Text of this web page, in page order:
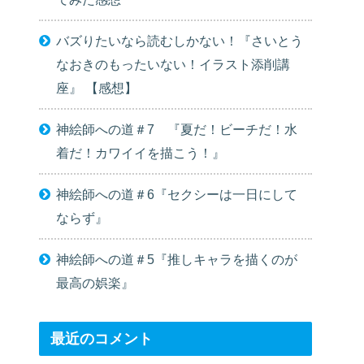
バズりたいなら読むしかない！『さいとう
なおきのもったいない！イラスト添削講
座』 【感想】
神絵師への道＃7 『夏だ！ビーチだ！水
着だ！カワイイを描こう！』
神絵師への道＃6『セクシーは一日にして
ならず』
神絵師への道＃5『推しキャラを描くのが
最高の娯楽』
最近のコメント